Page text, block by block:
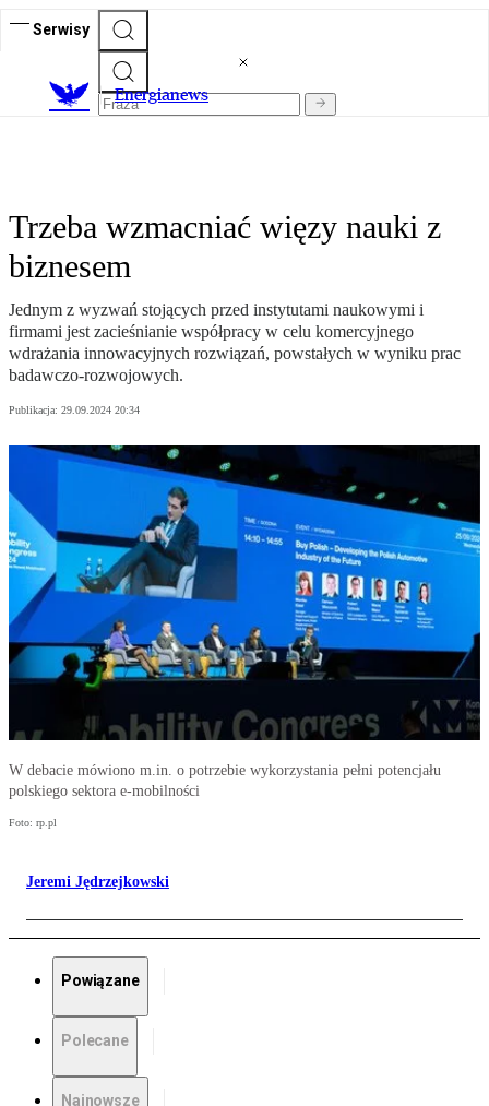
Serwisy
Energianews
Trzeba wzmacniać więzy nauki z
biznesem
Jednym z wyzwań stojących przed instytutami naukowymi i
firmami jest zacieśnianie współpracy w celu komercyjnego
wdrażania innowacyjnych rozwiązań, powstałych w wyniku prac
badawczo-rozwojowych.
Publikacja: 29.09.2024 20:34
W debacie mówiono m.in. o potrzebie wykorzystania pełni potencjału
polskiego sektora e-mobilności
Foto: rp.pl
Jeremi Jędrzejkowski
Powiązane
Polecane
Najnowsze